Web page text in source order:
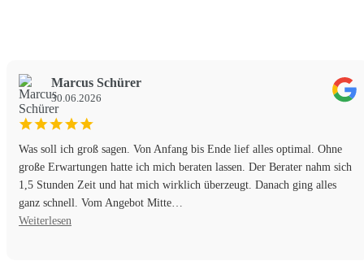
Marcus Schürer
30.06.2026
Was soll ich groß sagen. Von Anfang bis Ende lief alles optimal. Ohne
große Erwartungen hatte ich mich beraten lassen. Der Berater nahm sich
1,5 Stunden Zeit und hat mich wirklich überzeugt. Danach ging alles
ganz schnell. Vom Angebot Mitte…
Weiterlesen